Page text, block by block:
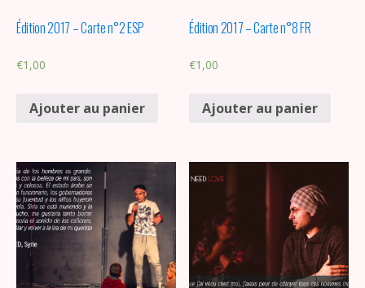
Édition 2017 – Carte n°2 ESP
€1,00
Ajouter au panier
Édition 2017 – Carte n°8 FR
€1,00
Ajouter au panier